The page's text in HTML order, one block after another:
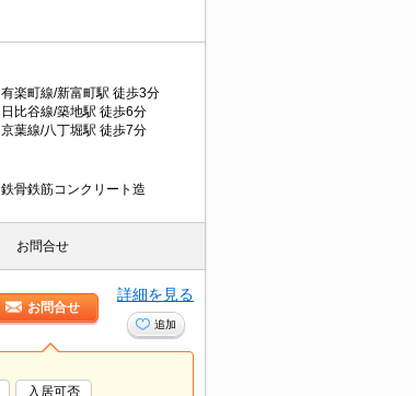
有楽町線/新富町駅 徒歩3分
日比谷線/築地駅 徒歩6分
京葉線/八丁堀駅 徒歩7分
鉄骨鉄筋コンクリート造
お問合せ
お問合せ
詳細を見る
追加
入居可否